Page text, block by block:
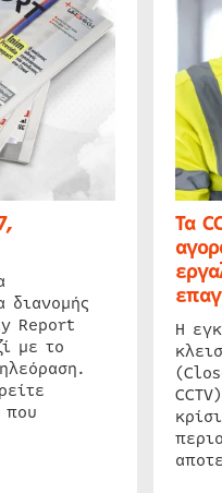
διανομής
Report
με το
που
Τα
Η